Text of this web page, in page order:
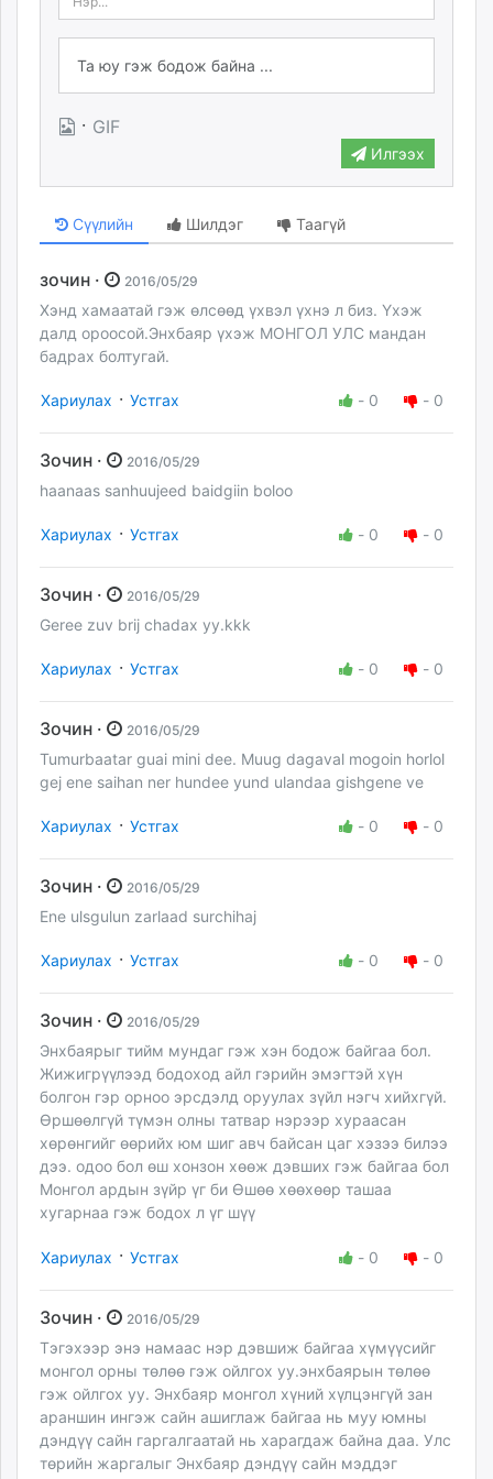
· GIF
Илгээх
Сүүлийн Шилдэг Таагүй
зочин · 2016/05/29
Хэнд хамаатай гэж өлсөөд үхвэл үхнэ л биз. Үхэж
далд ороосой.Энхбаяр үхэж МОНГОЛ УЛС мандан
бадрах болтугай.
Хариулах · Устгах - 0 - 0
Зочин · 2016/05/29
haanaas sanhuujeed baidgiin boloo
Хариулах · Устгах - 0 - 0
Зочин · 2016/05/29
Geree zuv brij chadax yy.kkk
Хариулах · Устгах - 0 - 0
Зочин · 2016/05/29
Tumurbaatar guai mini dee. Muug dagaval mogoin horlol
gej ene saihan ner hundee yund ulandaa gishgene ve
Хариулах · Устгах - 0 - 0
Зочин · 2016/05/29
Ene ulsgulun zarlaad surchihaj
Хариулах · Устгах - 0 - 0
Зочин · 2016/05/29
Энхбаярыг тийм мундаг гэж хэн бодож байгаа бол.
Жижигрүүлээд бодоход айл гэрийн эмэгтэй хүн
болгон гэр орноо эрсдэлд оруулах зүйл нэгч хийхгүй.
Өршөөлгүй түмэн олны татвар нэрээр хураасан
хөрөнгийг өөрийх юм шиг авч байсан цаг хэзээ билээ
дээ. одоо бол өш хонзон хөөж дэвших гэж байгаа бол
Монгол ардын зүйр үг би Өшөө хөөхөөр ташаа
хугарнаа гэж бодох л үг шүү
Хариулах · Устгах - 0 - 0
Зочин · 2016/05/29
Тэгэхээр энэ намаас нэр дэвшиж байгаа хүмүүсийг
монгол орны төлөө гэж ойлгох уу.энхбаярын төлөө
гэж ойлгох уу. Энхбаяр монгол хүний хүлцэнгүй зан
араншин ингэж сайн ашиглаж байгаа нь муу юмны
дэндүү сайн гаргалгаатай нь харагдаж байна даа. Улс
төрийн жаргалыг Энхбаяр дэндүү сайн мэддэг